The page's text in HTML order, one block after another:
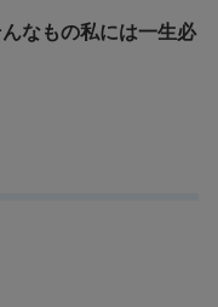
なもの私には一生必